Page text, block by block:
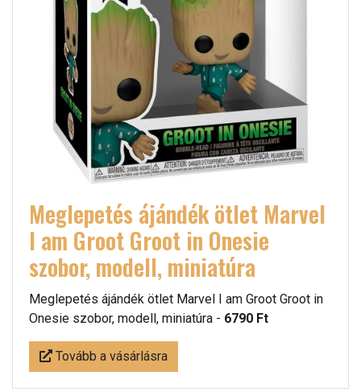
Meglepetés ájándék ötlet Marvel
I am Groot Groot in Onesie
szobor, modell, miniatúra
Meglepetés ájándék ötlet Marvel I am Groot Groot in
Onesie szobor, modell, miniatúra - 6790 Ft
Tovább a vásárlásra